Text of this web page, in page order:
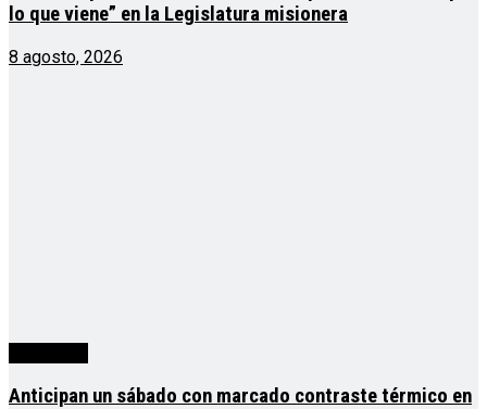
lo que viene” en la Legislatura misionera
8 agosto, 2026
Anticipan un sábado con marcado contraste térmico en